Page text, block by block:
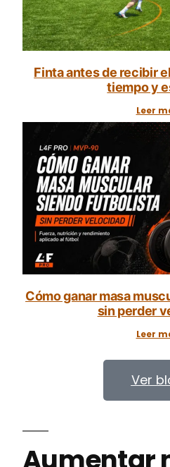
Finta antes de recibir
tiempo y
Leer
Cómo ganar masa
sin perder
Leer
Ver